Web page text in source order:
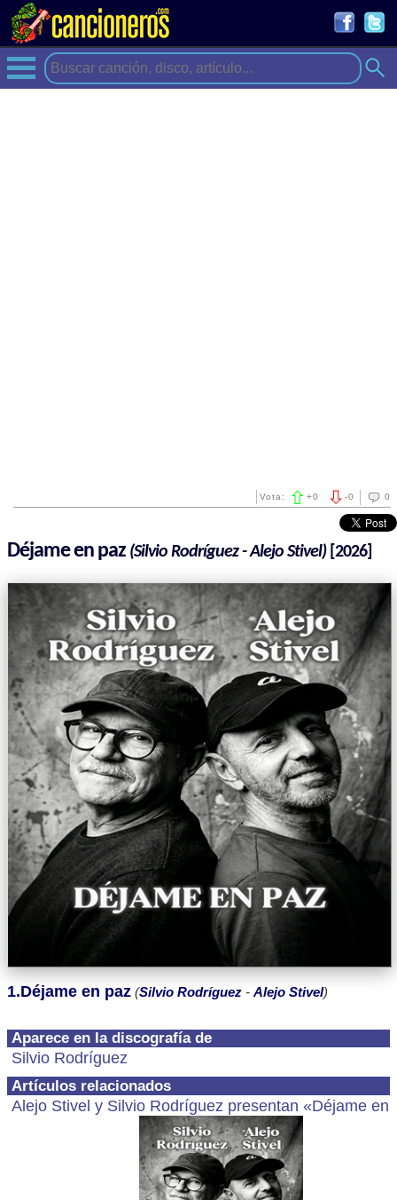
0
-0
Vota: +0
Déjame en paz (Silvio Rodríguez - Alejo Stivel)[2026]
Aparece en la discografía de
Silvio Rodríguez
Artículos relacionados
Alejo Stivel y Silvio Rodríguez presentan «Déjame en
1.Déjame en paz (Silvio Rodríguez - Alejo Stivel)